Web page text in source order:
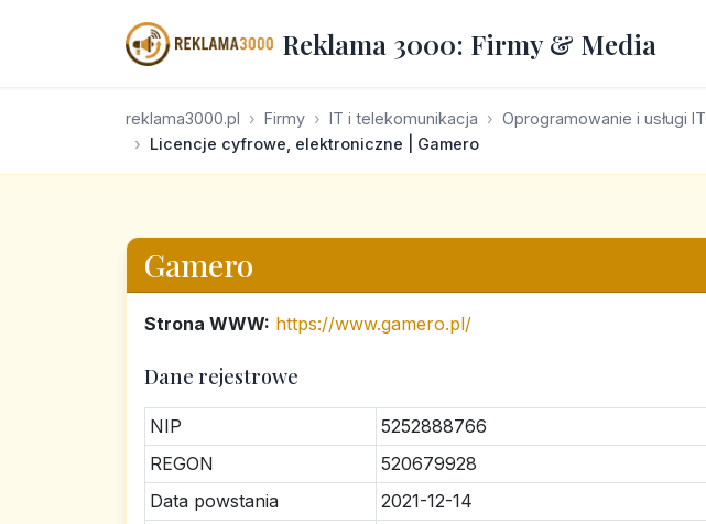
Reklama 3000: Firmy & Media
reklama3000.pl Firmy IT i telekomunikacja
Oprogramowanie i usługi IT
Licencje cyfrowe, elektroniczne | Gamero
Gamero
Strona WWW: https://www.gamero.pl/
Dane rejestrowe
NIP
5252888766
REGON
520679928
Data powstania
2021-12-14